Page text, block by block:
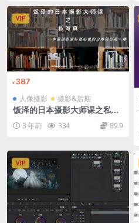
VIP
人像摄影 摄影&后期
饭泽的日本摄影大师课之私写
3 年前 334 89.9
VIP